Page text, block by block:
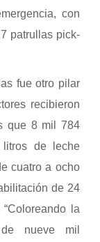
con
patrullas pick-
fue otro pilar
recibieron
que 8 mil 784
de leche
cuatro a ocho
de 24
la
nueve mil